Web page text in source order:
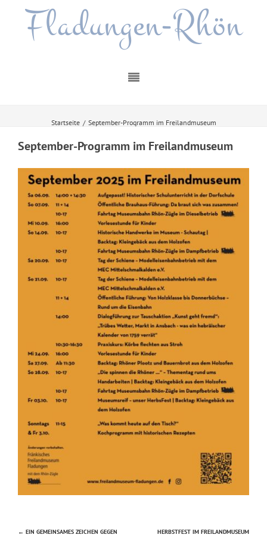
Fladungen-Rhön
Startseite / September-Programm im Freilandmuseum
September-Programm im Freilandmuseum
Beitragsnavigation
← EIN GEMEINSAMES ZEICHEN GEGEN HERBSTFEST IM FREILANDMUSEUM